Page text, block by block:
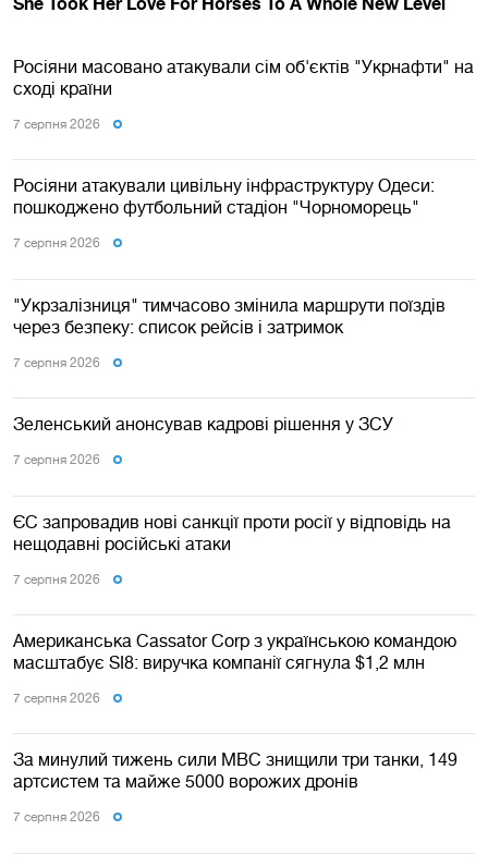
Росіяни масовано атакували сім об'єктів "Укрнафти" на
сході країни
7 серпня 2026
Росіяни атакували цивільну інфраструктуру Одеси:
пошкоджено футбольний стадіон "Чорноморець"
7 серпня 2026
"Укрзалізниця" тимчасово змінила маршрути поїздів
через безпеку: список рейсів і затримок
7 серпня 2026
Зеленський анонсував кадрові рішення у ЗСУ
7 серпня 2026
ЄС запровадив нові санкції проти росії у відповідь на
нещодавні російські атаки
7 серпня 2026
Американська Cassator Corp з українською командою
масштабує SI8: виручка компанії сягнула $1,2 млн
7 серпня 2026
За минулий тижень сили МВС знищили три танки, 149
артсистем та майже 5000 ворожих дронів
7 серпня 2026